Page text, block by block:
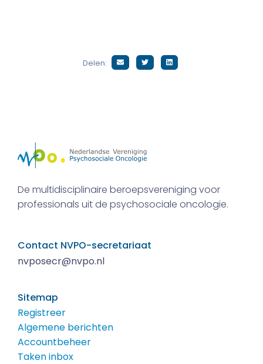
Delen:
De multidisciplinaire beroepsvereniging voor
professionals uit de psychosociale oncologie.
Contact NVPO-secretariaat
nvposecr@nvpo.nl
Sitemap
Registreer
Algemene berichten
Accountbeheer
Taken inbox